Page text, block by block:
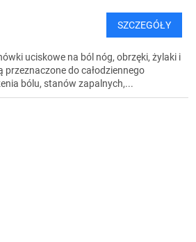
SZCZEGÓŁY
uciskowe na ból nóg, obrzęki, żylaki i
przeznaczone do całodziennego
bólu, stanów zapalnych,...